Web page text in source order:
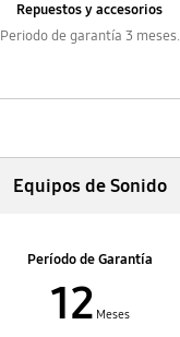
Repuestos y accesorios
Periodo de garantía 3 meses.
Equipos de Sonido
Período de Garantía
12 Meses